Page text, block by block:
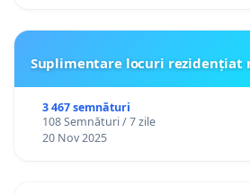
2. "Crearea unui cadru de
prin lege".
In acest sens nu este nevoie să
Suplimentare locuri rezidențiat
3 467 semnături
108 Semnături / 7 zile
20 Nov 2025